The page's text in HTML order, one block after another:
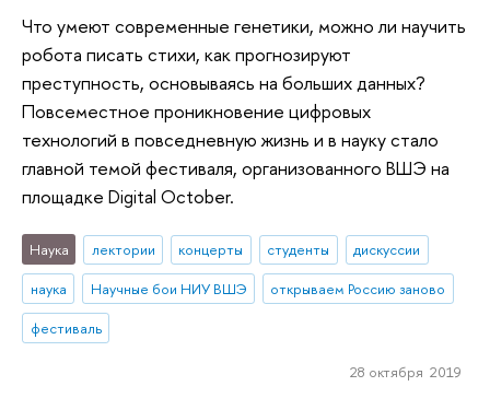
Что умеют современные генетики, можно ли научить
робота писать стихи, как прогнозируют
преступность, основываясь на больших данных?
Повсеместное проникновение цифровых
технологий в повседневную жизнь и в науку стало
главной темой фестиваля, организованного ВШЭ на
площадке Digital October.
Наука лектории концерты студенты
дискуссии
наука
Научные бои НИУ ВШЭ
открываем Россию заново
фестиваль
28 октября 2019